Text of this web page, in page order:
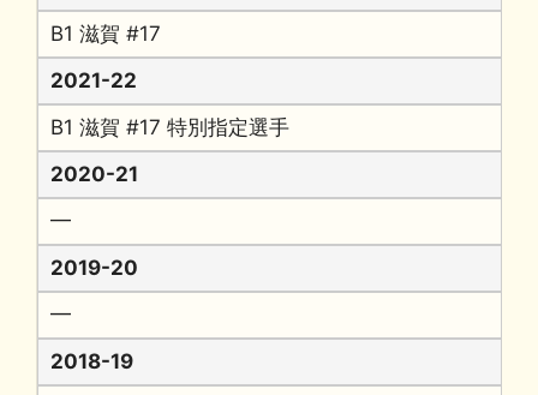
B1 滋賀 #17
2021-22
B1 滋賀 #17 特別指定選手
2020-21
━
2019-20
━
2018-19